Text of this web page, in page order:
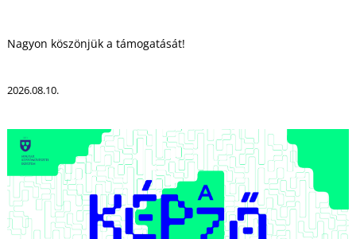
Nagyon köszönjük a támogatását!
2026.08.10.